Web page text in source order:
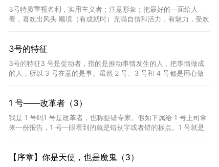
3号特质重视名利，实用主义者；注意形象；把最好的一面给人
看，喜欢出风头 顺境（有成就时）充满自信和活力，有魅力，受欢
3号的特征
3号的特征3 号是促动者，指的是推动事情发生的人，把事情做成
的人，所以 3 号在意的是事。虽然 2 号、3 号和 4 号都是用心做
1 号――改革者（3）
我是 1 号吗1 号是改革者，也称捉错专家。假如下属给 1 号上司拿
来一份报告，1 号一眼看到的就是错别字或者错的标点。1 号就是
【序章】你是天使，也是魔鬼（3）